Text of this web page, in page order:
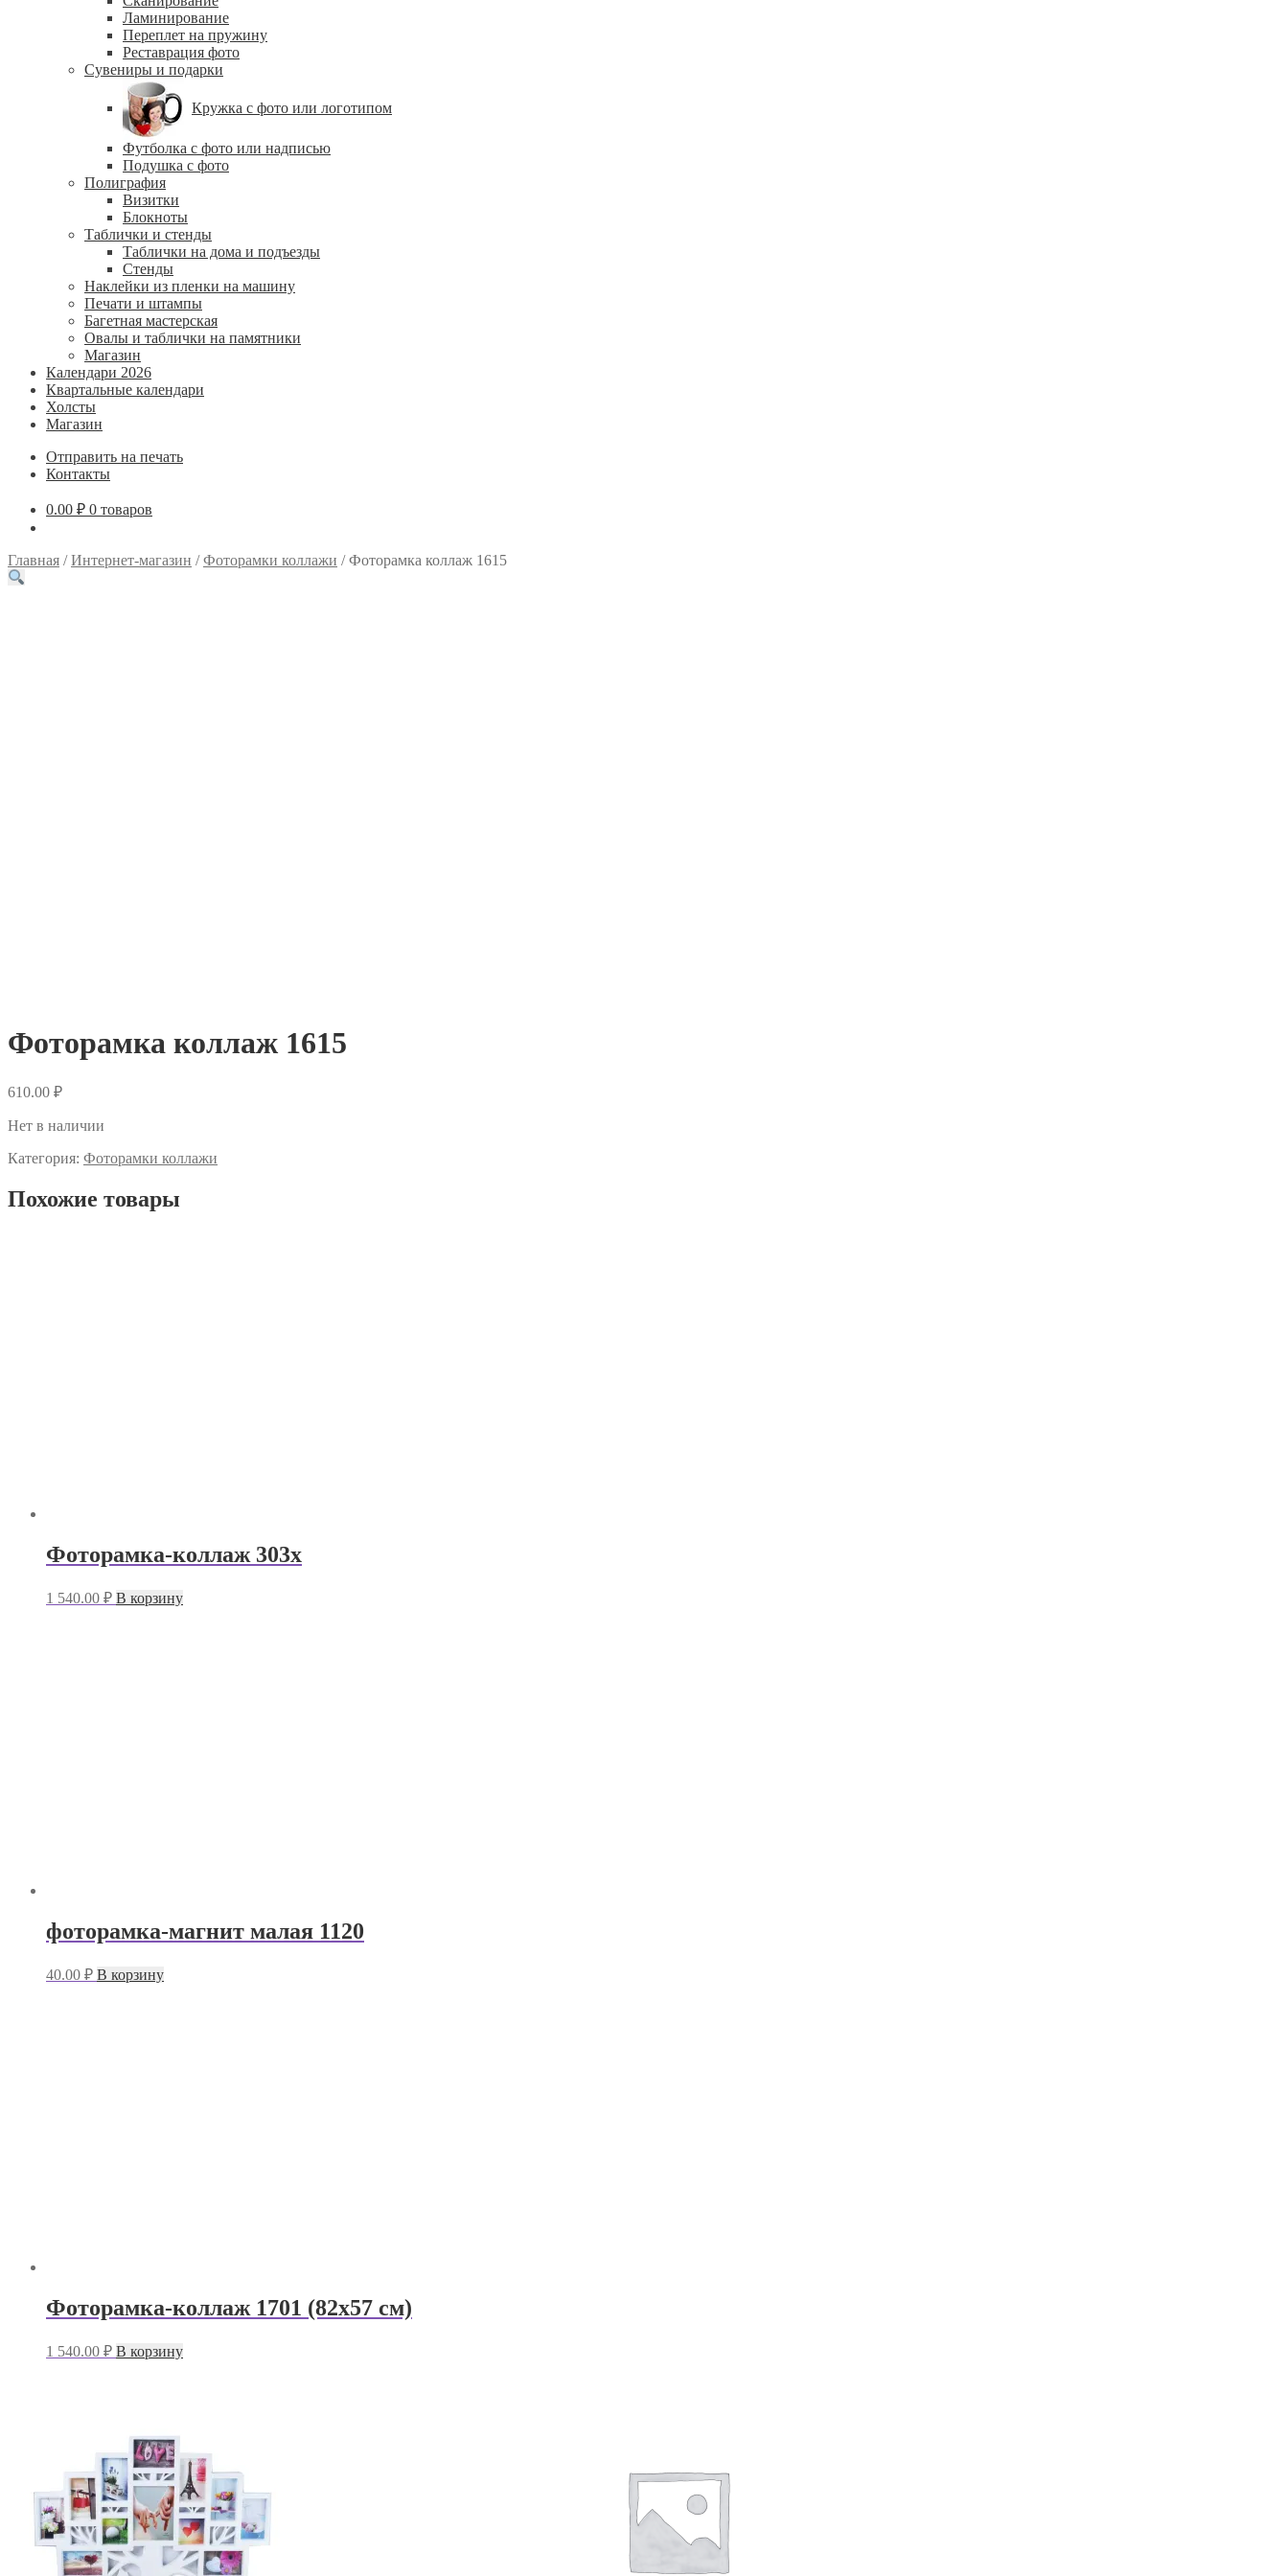
Ламинирование
Переплет на пружину
Реставрация фото
Сувениры и подарки
Кружка с фото или логотипом
Футболка с фото или надписью
Подушка с фото
Полиграфия
Визитки
Блокноты
Таблички и стенды
Таблички на дома и подъезды
Стенды
Наклейки из пленки на машину
Печати и штампы
Багетная мастерская
Овалы и таблички на памятники
Магазин
Календари 2026
Квартальные календари
Холсты
Магазин
Отправить на печать
Контакты
0.00 ₽ 0 товаров
Главная /Интернет-магазин /Фоторамки коллажи /Фоторамка коллаж 1615
Фоторамка коллаж 1615
610.00 ₽
Нет в наличии
Категория: Фоторамки коллажи
Похожие товары
Фоторамка-коллаж 303х
1 540.00 ₽ В корзину
фоторамка-магнит малая 1120
40.00 ₽ В корзину
Фоторамка-коллаж 1701 (82х57 см)
1 540.00 ₽ В корзину